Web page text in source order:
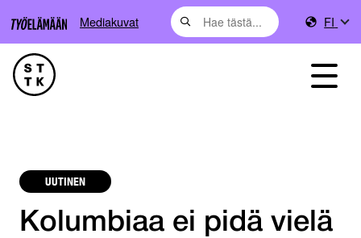
Mediakuvat FI
UUTINEN
Kolumbiaa ei pidä vielä